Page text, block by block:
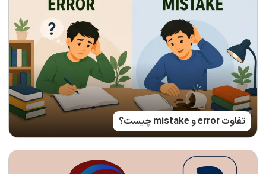
تفاوت error و mistake چیست؟